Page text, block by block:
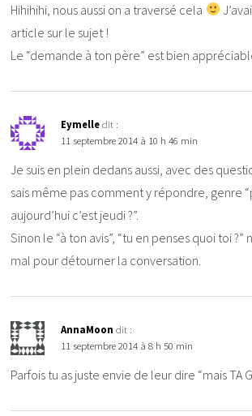
Hihihihi, nous aussi on a traversé cela
article sur le sujet !
Le “demande à ton père” est bien
Eymelle dit :
11 septembre 2014 à 10 h 46 min
Je suis en plein dedans aussi, avec des
sais même pas comment y répondre, genre
aujourd’hui c’est jeudi ?”.
Sinon le “à ton avis”, “tu en penses quoi toi ?”
mal pour détourner la conversation.
AnnaMoon dit :
11 septembre 2014 à 8 h 50 min
Parfois tu as juste envie de leur dire “mais TA